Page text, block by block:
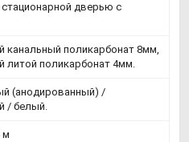
дверью с
канальный поликарбонат 8мм,
литой поликарбонат 4мм.
(анодированный) /
/ белый.
м